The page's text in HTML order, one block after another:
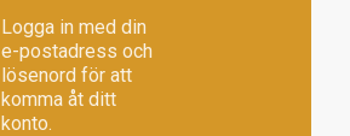
Logga in med din
e-postadress och
lösenord för att
komma åt ditt
konto.